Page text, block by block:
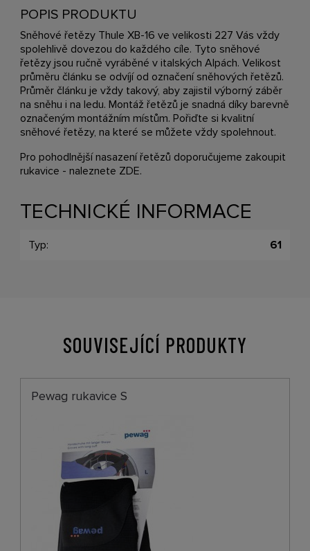
POPIS PRODUKTU
Sněhové řetězy Thule XB-16 ve velikosti 227 Vás vždy
spolehlivě dovezou do každého cíle. Tyto sněhové
řetězy jsou ručně vyráběné v italských Alpách. Velikost
průměru článku se odvíjí od označení sněhových řetězů.
Průměr článku je vždy takový, aby zajistil výborný záběr
na sněhu i na ledu. Montáž řetězů je snadná díky barevně
označeným montážním místům. Pořiďte si kvalitní
sněhové řetězy, na které se můžete vždy spolehnout.
Pro pohodlnější nasazení řetězů doporučujeme zakoupit
rukavice - naleznete ZDE.
TECHNICKÉ INFORMACE
Typ: 61
SOUVISEJÍCÍ PRODUKTY
Pewag rukavice S